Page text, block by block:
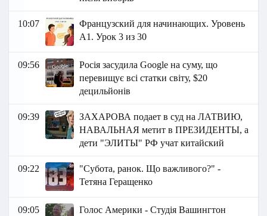
10:07
Французский для начинающих. Уровень
А1. Урок 3 из 30
09:56
Росія засудила Google на суму, що
перевищує всі статки світу, $20
децильйонів
09:39
ЗАХАРОВА подает в суд на ЛАТВИЮ,
НАВАЛЬНАЯ метит в ПРЕЗИДЕНТЫ, а
дети "ЭЛИТЫ" РФ учат китайский
09:22
"Субота, ранок. Що важливого?" -
Тетяна Геращенко
09:05
Голос Америки - Студія Вашингтон